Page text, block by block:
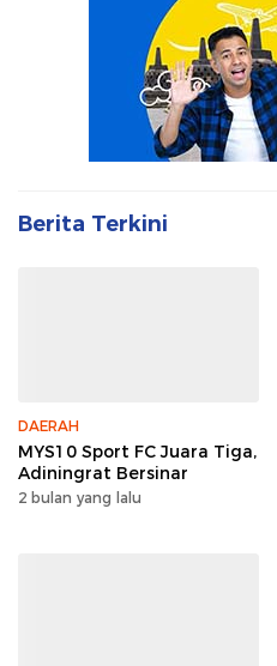
Berita Terkini
DAERAH
MYS10 Sport FC Juara Tiga,
Adiningrat Bersinar
2 bulan yang lalu